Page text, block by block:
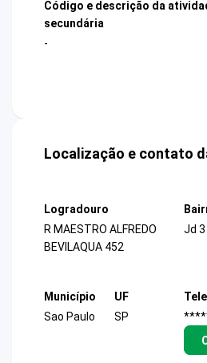
Código e descrição da
secundária
-
Localização e contato
Logradouro
R MAESTRO ALFREDO
BEVILAQUA 452
Jd
Município
Sao Paulo
UF
SP